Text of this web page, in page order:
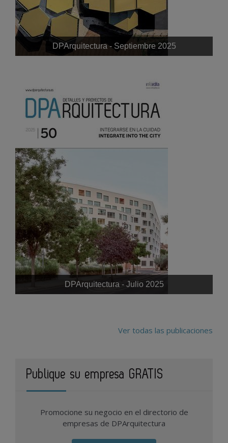
DPArquitectura - Septiembre 2025
DPArquitectura - Julio 2025
Ver todas las publicaciones
Publique su empresa GRATIS
Promocione su negocio en el directorio de
empresas de DPArquitectura